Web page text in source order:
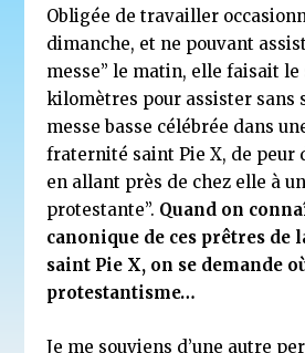
Obligée de travailler
dimanche, et ne pouvant
messe” le matin, elle faisait
kilomètres pour assister sans
messe basse célébrée dans
fraternité saint Pie X, de peur
en allant près de chez elle à
protestante”. Quand on
canonique de ces prêtres de
saint Pie X, on se demande
protestantisme…
Je me souviens d’une autre